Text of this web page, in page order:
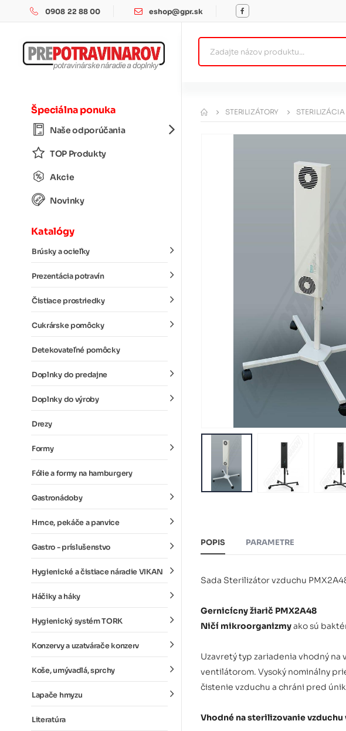
0908 22 88 00 eshop@gpr.sk
Špeciálna ponuka
Naše odporúčania
TOP Produkty
Akcie
Novinky
Katalógy
Brúsky a ocieľky
Prezentácia potravín
Čistiace prostriedky
Cukrárske pomôcky
Detekovateľné pomôcky
Doplnky do predajne
Doplnky do výroby
Drezy
Formy
Fólie a formy na hamburgery
Gastronádoby
Hrnce, pekáče a panvice
Gastro - príslušenstvo
Hygienické a čistiace náradie VIKAN
Háčiky a háky
Hygienický systém TORK
Konzervy a uzatvárače konzerv
Koše, umývadlá, sprchy
Lapače hmyzu
Literatúra
STERILIZÁTORY
POPIS PARAMETRE
Sada Sterilizátor vzduchu
Gernicícny žiarič PMX2A48
Ničí mikroorganizmyako sú
Uzavretý typ zariadenia vhodný na
ventilátorom. Vysoký nominálny
čistenie vzduchu a chráni pred
Vhodné na sterilizovanie